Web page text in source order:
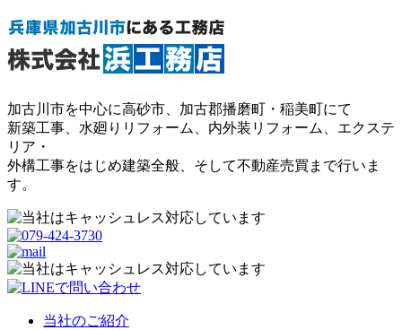
加古川市を中心に高砂市、加古郡播磨町・稲美町にて
新築工事、水廻りリフォーム、内外装リフォーム、エクステ
リア・
外構工事をはじめ建築全般、そして不動産売買まで行いま
す。
当社のご紹介